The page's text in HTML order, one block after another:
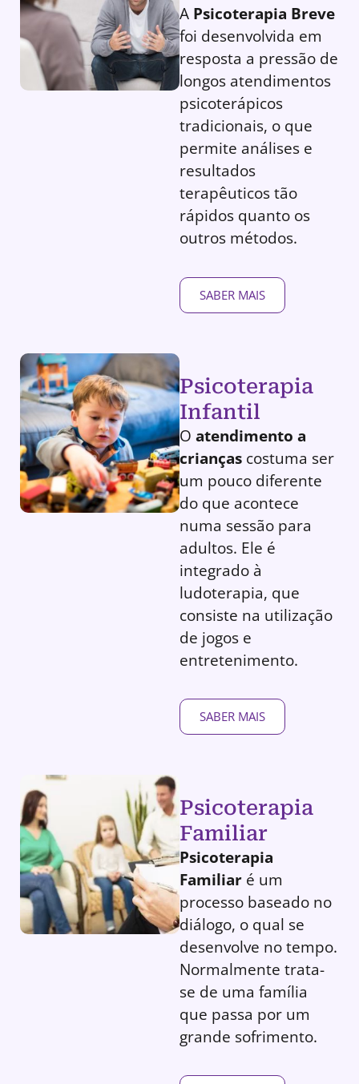
A Psicoterapia Breve
foi desenvolvida em
resposta a pressão de
longos atendimentos
psicoterápicos
tradicionais, o que
permite análises e
resultados
terapêuticos tão
rápidos quanto os
outros métodos.
SABER MAIS
Psicoterapia
Infantil
O atendimento a
crianças costuma ser
um pouco diferente
do que acontece
numa sessão para
adultos. Ele é
integrado à
ludoterapia, que
consiste na utilização
de jogos e
entretenimento.
SABER MAIS
Psicoterapia
Familiar
Psicoterapia
Familiar é um
processo baseado no
diálogo, o qual se
desenvolve no tempo.
Normalmente trata-
se de uma família
que passa por um
grande sofrimento.